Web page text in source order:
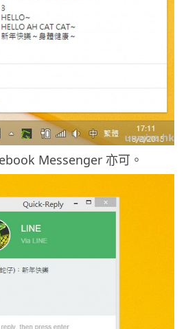
Messenger 亦可。